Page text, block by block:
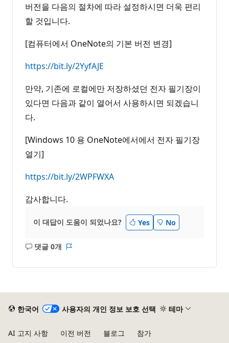
버전을 다음의 절차에 따라 설정하시면 더욱 편리
할 것입니다.
[컴퓨터에서 OneNote의 기본 버전 변경]
https://bit.ly/2YyfAJE
만약, 기존에 로컬에만 저장하셨던 전자 필기장이
있다면 다음과 같이 열어서 사용하시면 되겠습니
다.
[Windows 10 용 OneNote에서에서 전자 필기장
열기]
https://bit.ly/2WPFWXA
감사합니다.
이 대답이 도움이 되었나요? Yes No
댓글 0개
설
한국어 사용자의 개인 정보 보호 선택 테마
AI 고지 사항 이전 버전 블로그
참가